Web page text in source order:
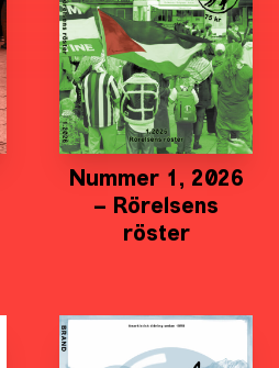
Nummer 1, 2026
– Rörelsens
röster